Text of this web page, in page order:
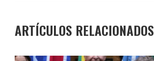
ARTÍCULOS RELACIONADOS